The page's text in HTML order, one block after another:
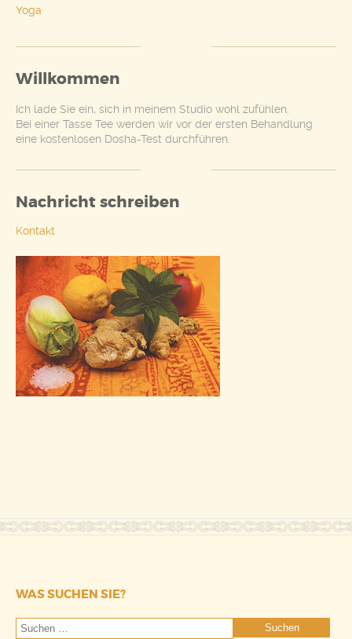
Yoga
Willkommen
Ich lade Sie ein, sich in meinem Studio wohl zufühlen.
Bei einer Tasse Tee werden wir vor der ersten Behandlung
eine kostenlosen Dosha-Test durchführen.
Nachricht schreiben
Kontakt
WAS SUCHEN SIE?